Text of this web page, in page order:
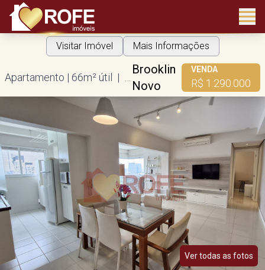
Brooklin
Novo
VENDA
R$ 1.290.000
Visitar Imóvel Mais Informações
Ver todas as fotos